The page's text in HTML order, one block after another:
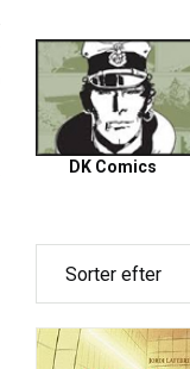
DK Comics